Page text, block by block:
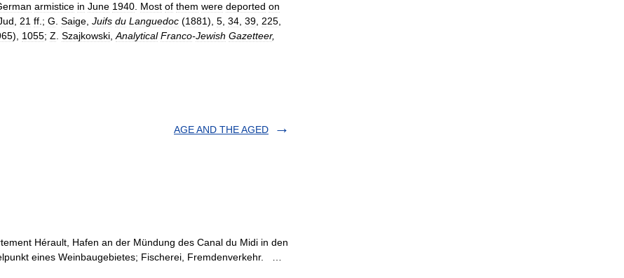
armistice in June 1940 Most of them were deported on
21 ff .; G Saige Juifs du Languedoc (1881), 5 34 39 225
), 1055; Z Szajkowski Analytical Franco-Jewish Gazetteer,
AGE AND THE AGED
Hérault, Hafen an der Mündung des Canal du Midi in den
eines Weinbaugebietes; Fischerei, Fremdenverkehr. …